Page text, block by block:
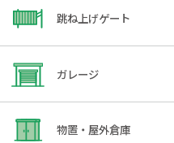
跳ね上げゲート
ガレージ
物置・屋外倉庫